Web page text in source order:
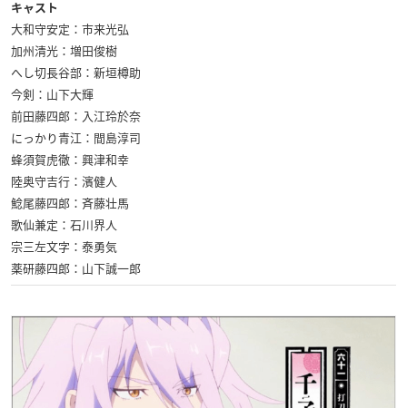
キャスト
大和守安定：市来光弘
加州清光：増田俊樹
へし切長谷部：新垣樽助
今剣：山下大輝
前田藤四郎：入江玲於奈
にっかり青江：間島淳司
蜂須賀虎徹：興津和幸
陸奥守吉行：濱健人
鯰尾藤四郎：斉藤壮馬
歌仙兼定：石川界人
宗三左文字：泰勇気
薬研藤四郎：山下誠一郎